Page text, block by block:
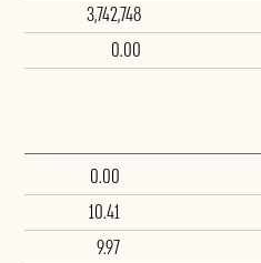
3,742,748
0.00
0.00
10.41
9.97